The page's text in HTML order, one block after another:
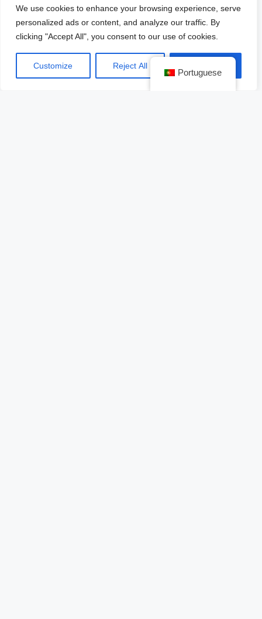
We use cookies to enhance your browsing experience, serve
personalized ads or content, and analyze our traffic. By
clicking "Accept All", you consent to our use of cookies.
Customize Reject All
Este fue un torneo de famosos donde también
participaronPatrick Mahomes y Aaron
Rodgers, estrellas de la NFL, así como el boxeador
mexicanoSaúl “Canelo” Álvarez, el ex tenista
Mardy Fish y varias estrellas del cine y la televisión.
Portuguese